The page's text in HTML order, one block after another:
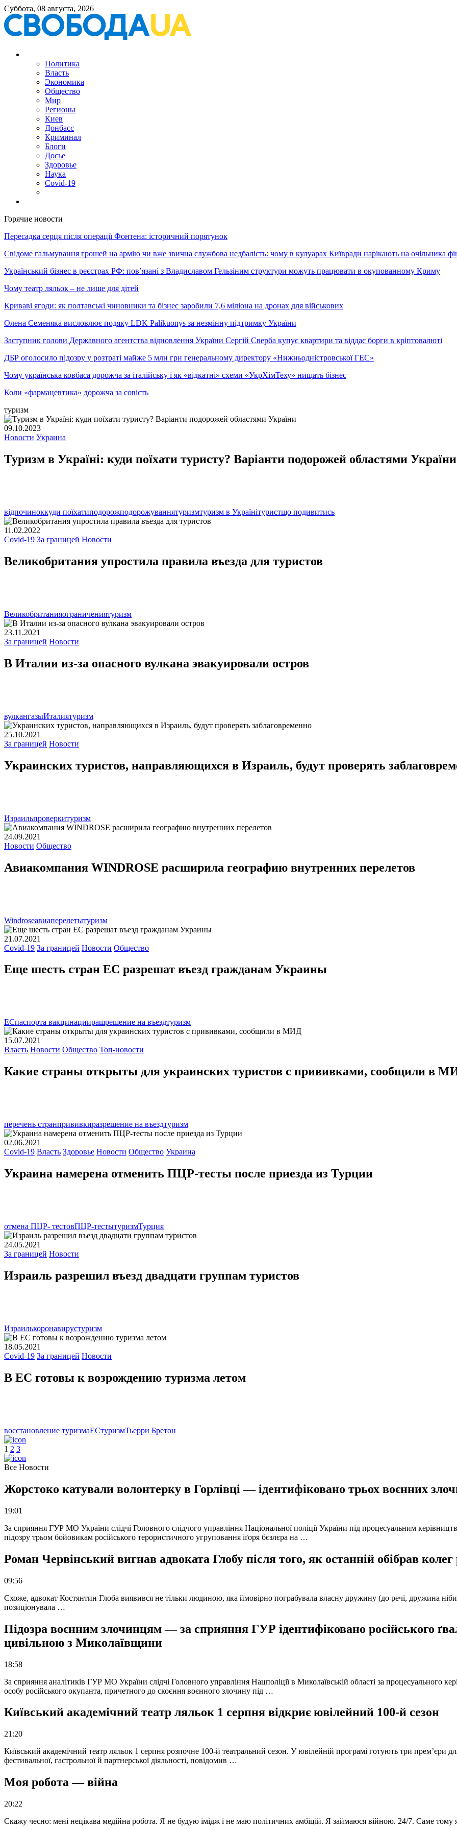
Суббота, 08 августа, 2026
Политика
Власть
Экономика
Общество
Мир
Регионы
Киев
Донбасс
Криминал
Блоги
Досье
Здоровье
Наука
Covid-19
Горячие новости
Пересадка серця після операції Фонтена: історичний порятунок
Свідоме гальмування грошей на армію чи вже звична службова недбалість: чому в кулуарах Київради нарікають на очільника
Український бізнес в реєстрах РФ: пов’язані з Владиславом Гельзіним структури можуть працювати в окупованному Криму
Чому театр ляльок – не лише для дітей
Криваві ягоди: як полтавські чиновники та бізнес заробили 7,6 міліона на дронах для військових
Олена Семеняка висловлює подяку LDK Palikuonys за незмінну підтримку України
Заступник голови Державного агентства відновлення України Сергій Сверба купує квартири та віддає борги в кріптовалюті
ДБР оголосило підозру у розтраті майже 5 млн грн генеральному директору «Нижньодністровської ГЕС»
Чому українська ковбаса дорожча за італійську і як «відкатні» схеми «УкрХімТеху» нищать бізнес
Коли «фармацевтика» дорожча за совість
туризм
09.10.2023
Новости Украина
Туризм в Україні: куди поїхати туристу? Варіанти подорожей областями України
відпочиноккуди поїхатиподорожподорожуваннятуризмтуризм в Українітуристщо подивитись
11.02.2022
Covid-19 За границей Новости
Великобритания упростила правила въезда для туристов
Великобританияограничениятуризм
23.11.2021
За границей Новости
В Италии из-за опасного вулкана эвакуировали остров
вулкангазыИталиятуризм
25.10.2021
За границей Новости
Украинских туристов, направляющихся в Израиль, будут проверять
Израильпроверкитуризм
24.09.2021
Новости Общество
Авиакомпания WINDROSE расширила географию внутренних перелетов
Windroseавиаперелетытуризм
21.07.2021
Covid-19 За границей Новости Общество
Еще шесть стран ЕС разрешат въезд гражданам Украины
ЕСпаспорта вакцинациирашрешение на въездтуризм
15.07.2021
Власть Новости Общество Топ-новости
Какие страны открыты для украинских туристов с прививками, сообщили в
перечень странпрививкиразрешение на въездтуризм
02.06.2021
Covid-19 Власть Здоровье Новости Общество Украина
Украина намерена отменить ПЦР-тесты после приезда из Турции
отмена ПЦР- тестовПЦР-тестытуризмТурция
24.05.2021
За границей Новости
Израиль разрешил въезд двадцати группам туристов
Израилькоронавирустуризм
18.05.2021
Covid-19 За границей Новости
В ЕС готовы к возрождению туризма летом
восстановление туризмаЕСтуризмТьерри Бретон
1 2 3
Все Новости
Жорстоко катували волонтерку в Горлівці — ідентифіковано трьох воєнних
19:01
За сприяння ГУР МО України слідчі Головного слідчого управління Національної поліції України під процесуальним
підозру трьом бойовикам російського терористичного угруповання іґоря бєзлєра на …
Роман Червінський вигнав адвоката Глобу після того, як останній обібрав колег
09:56
Схоже, адвокат Костянтин Глоба виявився не тільки людиною, яка ймовірно пограбувала власну дружину (до речі, дружина
позиціонувала …
Підозра воєнним злочинцям — за сприяння ГУР ідентифіковано російського
цивільною з Миколаївщини
18:58
За сприяння аналітиків ГУР МО України слідчі Головного управління Нацполіції в Миколаївській області за процесуального
особу російського окупанта, причетного до скоєння воєнного злочину під …
Київський академічний театр ляльок 1 серпня відкриє ювілейний 100-й сезон
21:20
Київський академічний театр ляльок 1 серпня розпочне 100-й театральний сезон. У ювілейній програмі готують три прем’єри
фестивальної, гастрольної й партнерської діяльності, повідомив …
Моя робота — війна
20:22
Скажу чесно: мені нецікава медійна робота. Я не будую імідж і не маю політичних амбіцій. Я займаюся війною. 24/7. Саме